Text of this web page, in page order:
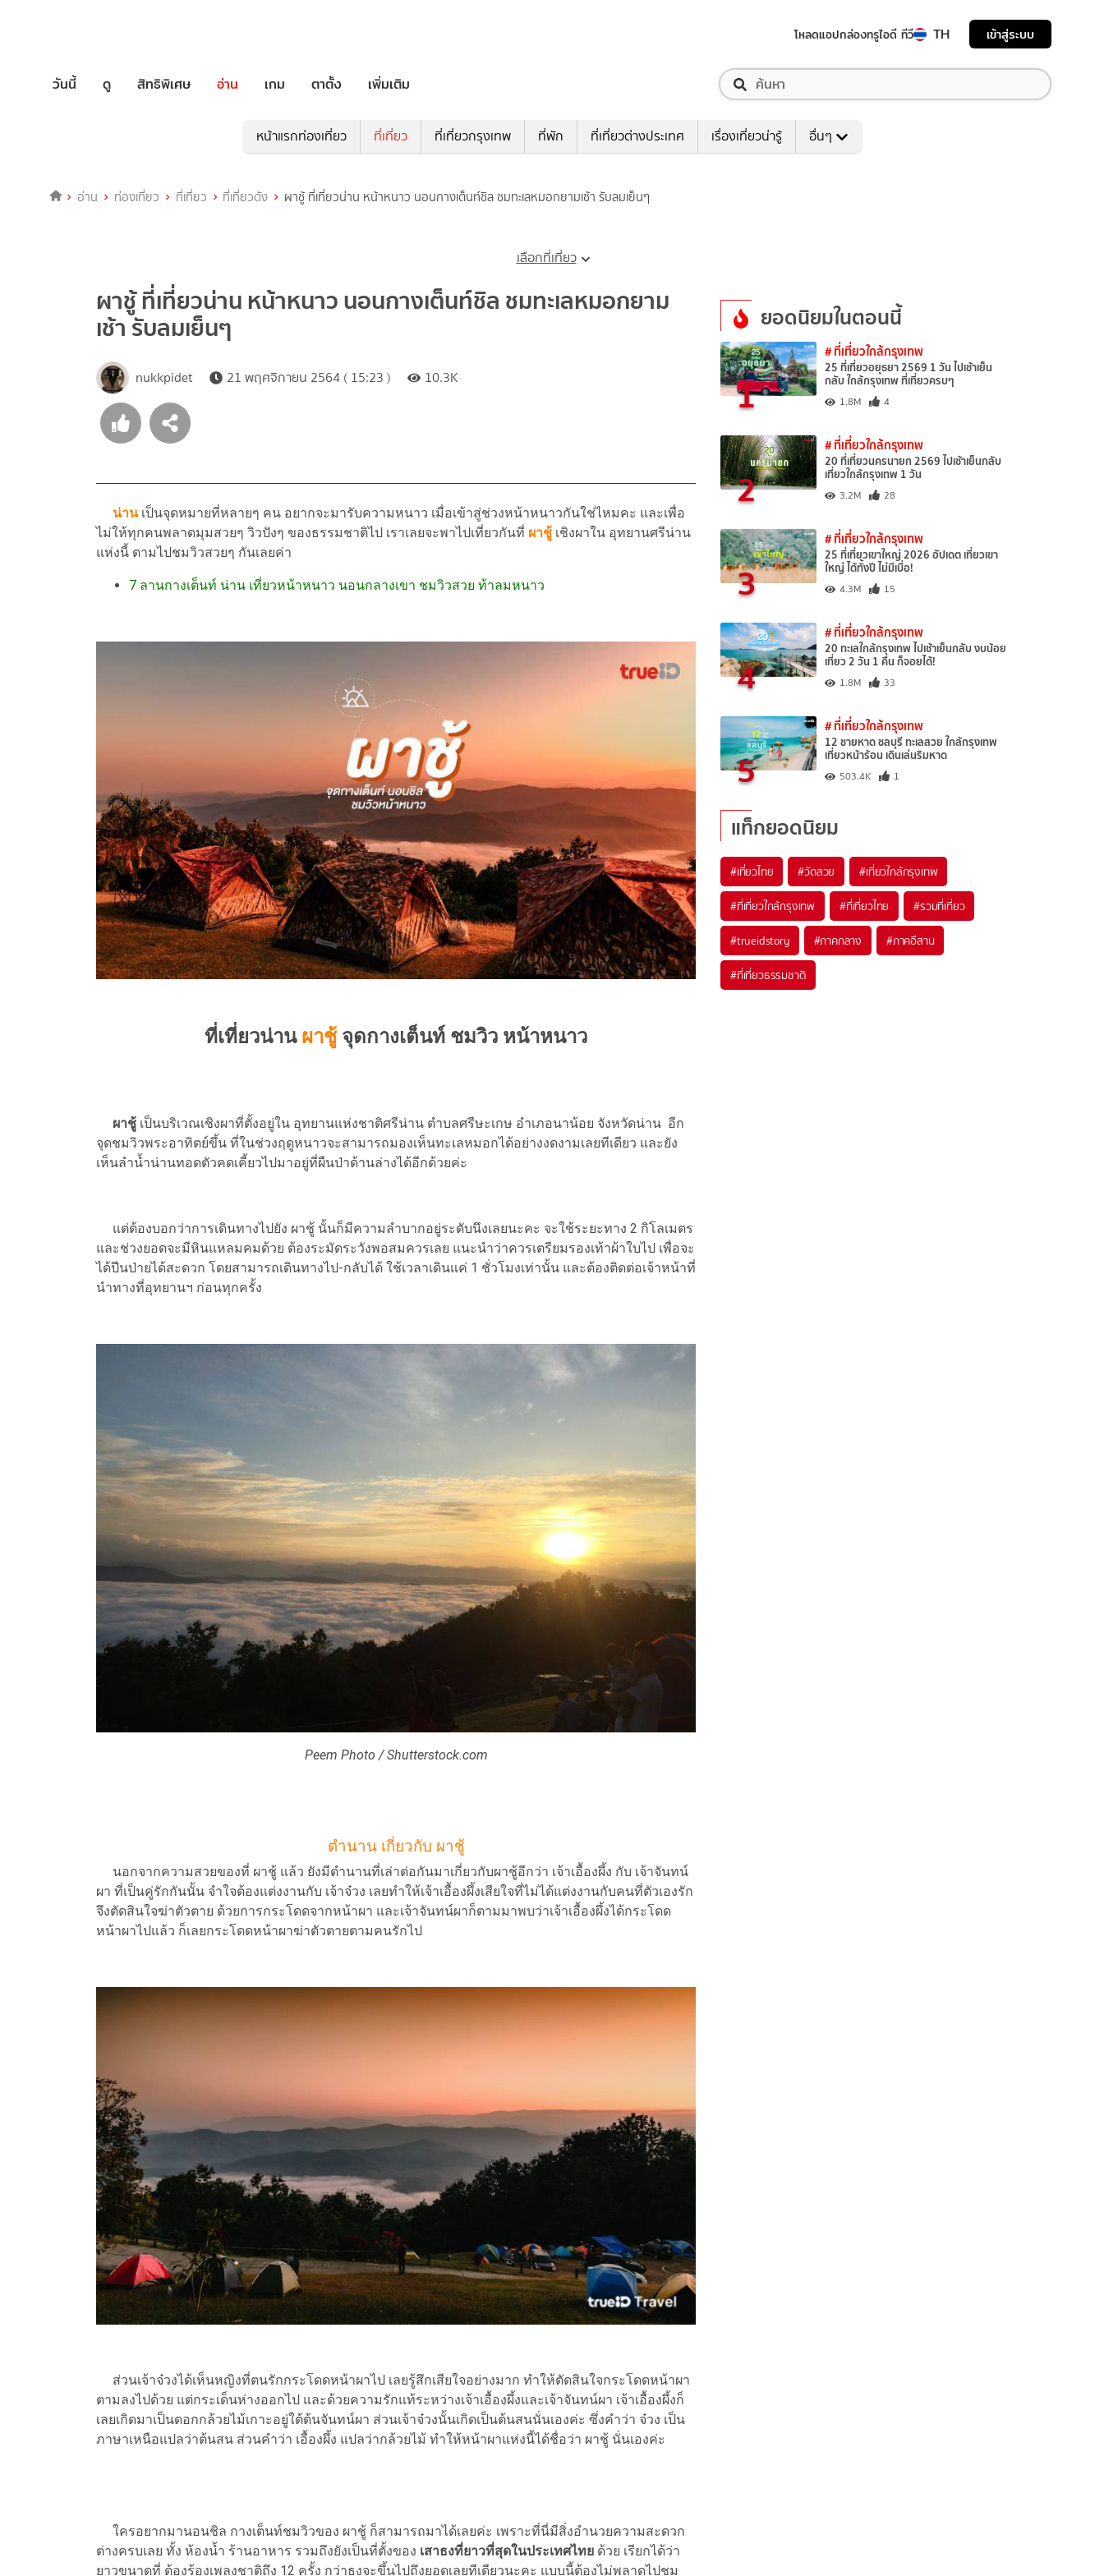
โหลดแอปกล่องทรูไอดี ทีวี TH เข้าสู่ระบบ
วันนี้ ดู สิทธิพิเศษ อ่าน เกม ตาตั้ง เพิ่มเติม
หน้าแรกท่องเที่ยว ที่เที่ยว ที่เที่ยวกรุงเทพ ที่พัก ที่เที่ยวต่างประเทศ เรื่องเที่ยวน่ารู้ อื่นๆ
อ่าน ท่องเที่ยว ที่เที่ยว ที่เที่ยวดัง ผาชู้ ที่เที่ยวน่าน หน้าหนาว นอนกางเต็นท์ชิล ชมทะเลหมอกยามเช้า รับลมเย็นๆ
เลือกที่เที่ยว
ผาชู้ ที่เที่ยวน่าน หน้าหนาว นอนกางเต็นท์ชิล ชมทะเลหมอกยาม
เช้า รับลมเย็นๆ
nukkpidet 21 พฤศจิกายน 2564 ( 15:23 ) 10.3K
น่านเป็นจุดหมายที่หลายๆ คน อยากจะมารับความหนาว เมื่อเข้าสู่ช่วงหน้าหนาวกันใช่ไหมคะ และเพื่อ
ไม่ให้ทุกคนพลาดมุมสวยๆ วิวปังๆ ของธรรมชาติไป เราเลยจะพาไปเที่ยวกันที่ ผาชู้ เชิงผาใน อุทยานศรีน่าน
แห่งนี้ ตามไปชมวิวสวยๆ กันเลยค่า
7 ลานกางเต็นท์ น่าน เที่ยวหน้าหนาว นอนกลางเขา ชมวิวสวย ท้าลมหนาว
ที่เที่ยวน่าน ผาชู้จุดกางเต็นท์ ชมวิว หน้าหนาว
ผาชู้ เป็นบริเวณเชิงผาที่ตั้งอยู่ใน อุทยานแห่งชาติศรีน่าน ตำบลศรีษะเกษ อำเภอนาน้อย จังหวัดน่าน อีก
จุดชมวิวพระอาทิตย์ขึ้น ที่ในช่วงฤดูหนาวจะสามารถมองเห็นทะเลหมอกได้อย่างงดงามเลยทีเดียว และยัง
เห็นลำน้ำน่านทอดตัวคดเคี้ยวไปมาอยู่ที่ผืนป่าด้านล่างได้อีกด้วยค่ะ
แต่ต้องบอกว่าการเดินทางไปยัง ผาชู้ นั้นก็มีความลำบากอยู่ระดับนึงเลยนะคะ จะใช้ระยะทาง 2 กิโลเมตร
และช่วงยอดจะมีหินแหลมคมด้วย ต้องระมัดระวังพอสมควรเลย แนะนำว่าควรเตรียมรองเท้าผ้าใบไป เพื่อจะ
ได้ปีนป่ายได้สะดวก โดยสามารถเดินทางไป-กลับได้ ใช้เวลาเดินแค่ 1 ชั่วโมงเท่านั้น และต้องติดต่อเจ้าหน้าที่
นำทางที่อุทยานฯ ก่อนทุกครั้ง
Peem Photo / Shutterstock.com
ตำนาน เกี่ยวกับ ผาชู้
นอกจากความสวยของที่ ผาชู้ แล้ว ยังมีตำนานที่เล่าต่อกันมาเกี่ยวกับผาชู้อีกว่า เจ้าเอื้องผึ้ง กับ เจ้าจันทน์
ผา ที่เป็นคู่รักกันนั้น จำใจต้องแต่งงานกับ เจ้าจ๋วง เลยทำให้เจ้าเอื้องผึ้งเสียใจที่ไม่ได้แต่งงานกับคนที่ตัวเองรัก
จึงตัดสินใจฆ่าตัวตาย ด้วยการกระโดดจากหน้าผา และเจ้าจันทน์ผาก็ตามมาพบว่าเจ้าเอื้องผึ้งได้กระโดด
หน้าผาไปแล้ว ก็เลยกระโดดหน้าผาฆ่าตัวตายตามคนรักไป
ส่วนเจ้าจ๋วงได้เห็นหญิงที่ตนรักกระโดดหน้าผาไป เลยรู้สึกเสียใจอย่างมาก ทำให้ตัดสินใจกระโดดหน้าผา
ตามลงไปด้วย แต่กระเด็นห่างออกไป และด้วยความรักแท้ระหว่างเจ้าเอื้องผึ้งและเจ้าจันทน์ผา เจ้าเอื้องผึ้งก็
เลยเกิดมาเป็นดอกกล้วยไม้เกาะอยู่ใต้ต้นจันทน์ผา ส่วนเจ้าจ๋วงนั้นเกิดเป็นต้นสนนั่นเองค่ะ ซึ่งคำว่า จ๋วง เป็น
ภาษาเหนือแปลว่าต้นสน ส่วนคำว่า เอื้องผึ้ง แปลว่ากล้วยไม้ ทำให้หน้าผาแห่งนี้ได้ชื่อว่า ผาชู้ นั่นเองค่ะ
ใครอยากมานอนชิล กางเต็นท์ชมวิวของ ผาชู้ ก็สามารถมาได้เลยค่ะ เพราะที่นี่มีสิ่งอำนวยความสะดวก
ต่างครบเลย ทั้ง ห้องน้ำ ร้านอาหาร รวมถึงยังเป็นที่ตั้งของ เสาธงที่ยาวที่สุดในประเทศไทย ด้วย เรียกได้ว่า
ยาวขนาดที่ ต้องร้องเพลงชาติถึง 12 ครั้ง กว่าธงจะขึ้นไปถึงยอดเลยทีเดียวนะคะ แบบนี้ต้องไม่พลาดไปชม
ยอดนิยมในตอนนี้
1
# ที่เที่ยวใกล้กรุงเทพ
25 ที่เที่ยวอยุธยา 2569 1 วัน ไปเช้าเย็น
กลับ ใกล้กรุงเทพ ที่เที่ยวครบๆ
1.8M 4
2
# ที่เที่ยวใกล้กรุงเทพ
20 ที่เที่ยวนครนายก 2569 ไปเช้าเย็นกลับ
เที่ยวใกล้กรุงเทพ 1 วัน
3.2M 28
3
# ที่เที่ยวใกล้กรุงเทพ
25 ที่เที่ยวเขาใหญ่ 2026 อัปเดต เที่ยวเขา
ใหญ่ ได้ทั้งปี ไม่มีเบื่อ!
4.3M 15
4
# ที่เที่ยวใกล้กรุงเทพ
20 ทะเลใกล้กรุงเทพ ไปเช้าเย็นกลับ งบน้อย
เที่ยว 2 วัน 1 คืน ก็จอยได้!
1.8M 33
5
# ที่เที่ยวใกล้กรุงเทพ
12 ชายหาด ชลบุรี ทะเลสวย ใกล้กรุงเทพ
เที่ยวหน้าร้อน เดินเล่นริมหาด
503.4K 1
แท็กยอดนิยม
#เที่ยวไทย #วัดสวย #เที่ยวใกล้กรุงเทพ
#ที่เที่ยวใกล้กรุงเทพ #ที่เที่ยวไทย #รวมที่เที่ยว
#trueidstory #ภาคกลาง #ภาคอีสาน
#ที่เที่ยวธรรมชาติ